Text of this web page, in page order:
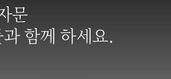
문
함께 하세요.